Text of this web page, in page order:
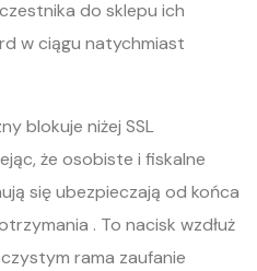
do sklepu ich
w ciągu natychmiast
blokuje niżej SSL
że osobiste i fiskalne
się ubezpieczają od końca
. To nacisk wzdłuż
rama zaufanie